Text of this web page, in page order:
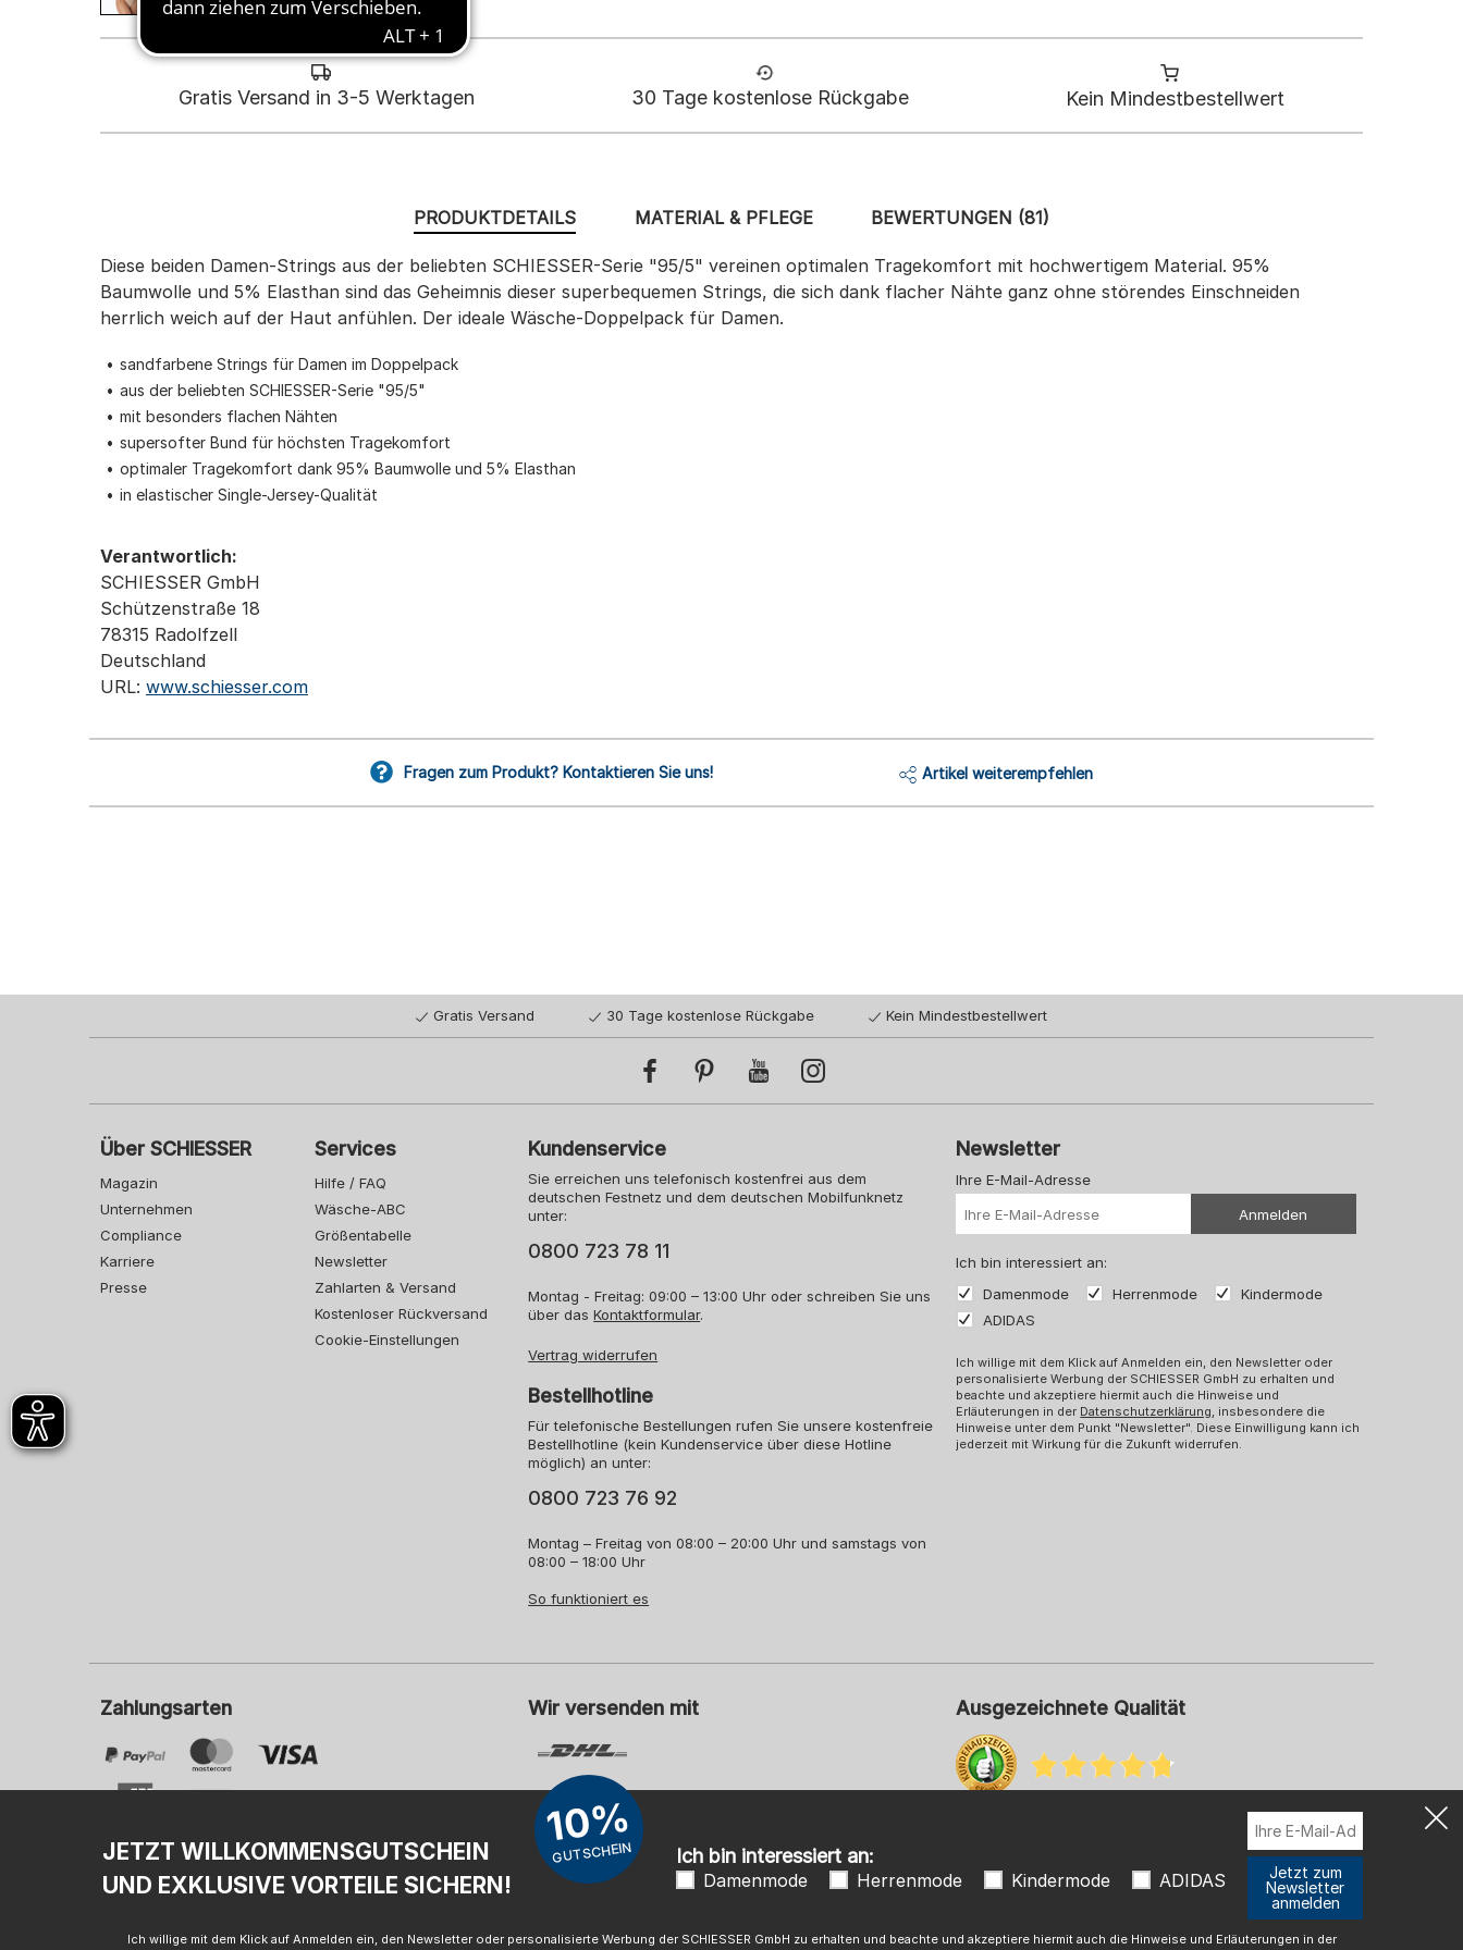
Gratis Versand in 3-5 Werktagen 30 Tage kostenlose Rückgabe Kein Mindestbestellwert
PRODUKTDETAILS
Diese beiden Damen-Strings aus der beliebten SCHIESSER-Serie "95/5" vereinen optimalen Tragekomfort mit hochwertigem Material. 95%
Baumwolle und 5% Elasthan sind das Geheimnis dieser superbequemen Strings, die sich dank flacher Nähte ganz ohne störendes Einschneiden
herrlich weich auf der Haut anfühlen. Der ideale Wäsche-Doppelpack für Damen.
sandfarbene Strings für Damen im Doppelpack
aus der beliebten SCHIESSER-Serie "95/5"
mit besonders flachen Nähten
supersofter Bund für höchsten Tragekomfort
optimaler Tragekomfort dank 95% Baumwolle und 5% Elasthan
in elastischer Single-Jersey-Qualität
Verantwortlich:
SCHIESSER GmbH
Schützenstraße 18
78315 Radolfzell
Deutschland
URL: www.schiesser.com
MATERIAL & PFLEGE BEWERTUNGEN (81)
Fragen zum Produkt? Kontaktieren Sie uns! Artikel weiterempfehlen
Gratis Versand 30 Tage kostenlose Rückgabe Kein Mindestbestellwert
Über SCHIESSER
Magazin
Unternehmen
Compliance
Karriere
Presse
Services
Hilfe / FAQ
Wäsche-ABC
Größentabelle
Newsletter
Zahlarten & Versand
Kostenloser Rückversand
Cookie-Einstellungen
Kundenservice
Sie erreichen uns telefonisch kostenfrei aus dem
deutschen Festnetz und dem deutschen Mobilfunknetz
unter:
0800 723 78 11
Montag - Freitag: 09:00 – 13:00 Uhr oder schreiben Sie uns
über dasKontaktformular.
Vertrag widerrufen
Bestellhotline
Für telefonische Bestellungen rufen Sie unsere kostenfreie
Bestellhotline (kein Kundenservice über diese Hotline
möglich) an unter:
0800 723 76 92
Montag – Freitag von 08:00 – 20:00 Uhr und samstags von
08:00 – 18:00 Uhr
So funktioniert es
Newsletter
Ihre E-Mail-Adresse
Anmelden
Ich bin interessiert an:
Damenmode
Herrenmode
Kindermode
ADIDAS
Ich willige mit dem Klick auf Anmelden ein, den Newsletter oder
personalisierte Werbung der SCHIESSER GmbH zu erhalten und
beachte und akzeptiere hiermit auch die Hinweise und
Erläuterungen in der Datenschutzerklärung, insbesondere die
Hinweise unter dem Punkt "Newsletter". Diese Einwilligung kann ich
jederzeit mit Wirkung für die Zukunft widerrufen.
Zahlungsarten Wir versenden mit Ausgezeichnete Qualität
Mehr Informationen zu unseren Bewertungen
Impressum AGB Widerrufsrecht Datenschutz Barrierefreiheit
JETZT WILLKOMMENSGUTSCHEIN
UND EXKLUSIVE VORTEILE SICHERN!
10%
GUTSCHEIN Ich bin interessiert an:
Damenmode Herrenmode Kindermode ADIDAS
Jetzt zum
Newsletter
anmelden
Ich willige mit dem Klick auf Anmelden ein, den Newsletter oder personalisierte Werbung der SCHIESSER GmbH zu erhalten und beachte und akzeptiere hiermit auch die Hinweise und Erläuterungen in der